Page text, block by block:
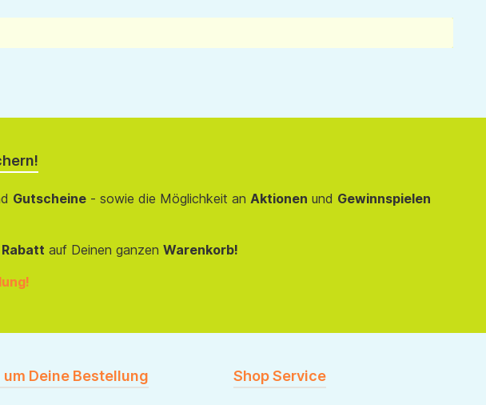
Gutscheine- sowie die Möglichkeit an Aktionen und Gewinnspielen
Rabatt auf Deinen ganzen Warenkorb!
um Deine Bestellung Shop Service